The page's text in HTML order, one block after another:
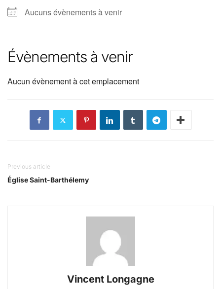
Aucuns évènements à venir
Évènements à venir
Aucun évènement à cet emplacement
Previous article
Église Saint-Barthélemy
Vincent Longagne